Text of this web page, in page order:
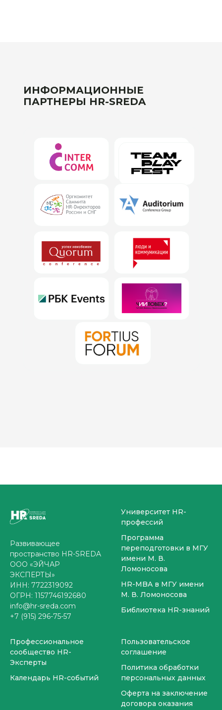
ИНФОРМАЦИОННЫЕ
ПАРТНЕРЫ HR-SREDA
Развивающее
пространство HR-SREDA
ООО «ЭЙЧАР
ЭКСПЕРТЫ»
​ИНН: 7722319092
ОГРН: 1157746192680
info@hr-sreda.com
+7 (915) 296-75-57
Университет HR-
профессий
Программа
переподготовки в МГУ
имени М. В.
Ломоносова
HR-MBA в МГУ имени
М. В. Ломоносова
Библиотека HR-знаний
Профессиональное
сообщество HR-
Эксперты
Календарь HR-событий
Пользовательское
соглашение
Политика обработки
персональных данных
Оферта на заключение
договора оказания